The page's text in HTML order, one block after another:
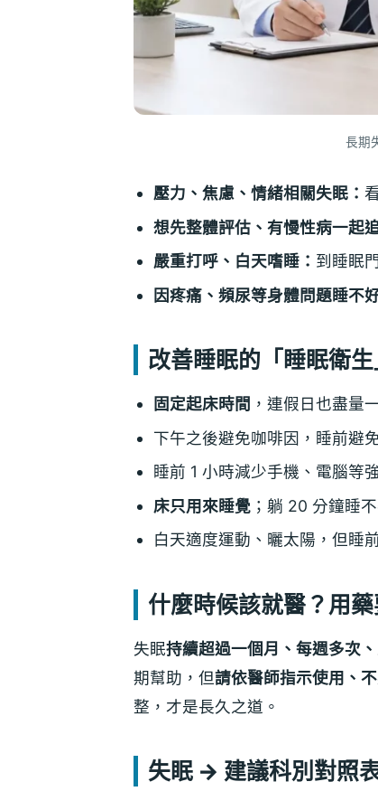
長期
壓力、焦慮、情緒相關失眠：
想先整體評估、有慢性病一起
嚴重打呼、白天嗜睡： 到睡眠
因疼痛、頻尿等身體問題睡不
改善睡眠的「睡眠衛
固定起床時間 ，連假日也盡量
下午之後避免咖啡因，睡前避
睡前 1 小時減少手機、電腦等
床只用來睡覺 ；躺 20 分鐘睡
白天適度運動、曬太陽，但睡
什麼時候該就醫？用
失眠持續超過一個月、每週多次
期幫助，但請依醫師指示使用、
整，才是長久之道。
失眠 → 建議科別對照